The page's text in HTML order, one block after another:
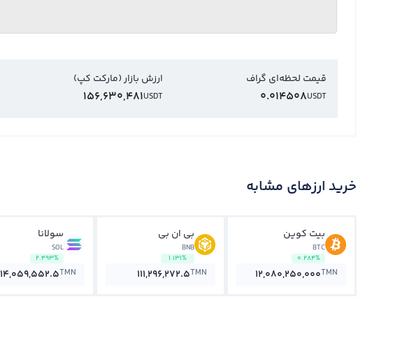
قیمت لحظه‌ای گراف
USDT
0.014508
ارزش بازار (مارکت کپ)
USDT
156,630,481
خرید ارزهای مشابه
بیت کوین
BTC
0.284%
12,080,250,000TMN
بی ان بی
BNB
1.131%
111,296,272.5TMN
سولانا
SOL
2.493%
14,059,552.5TMN